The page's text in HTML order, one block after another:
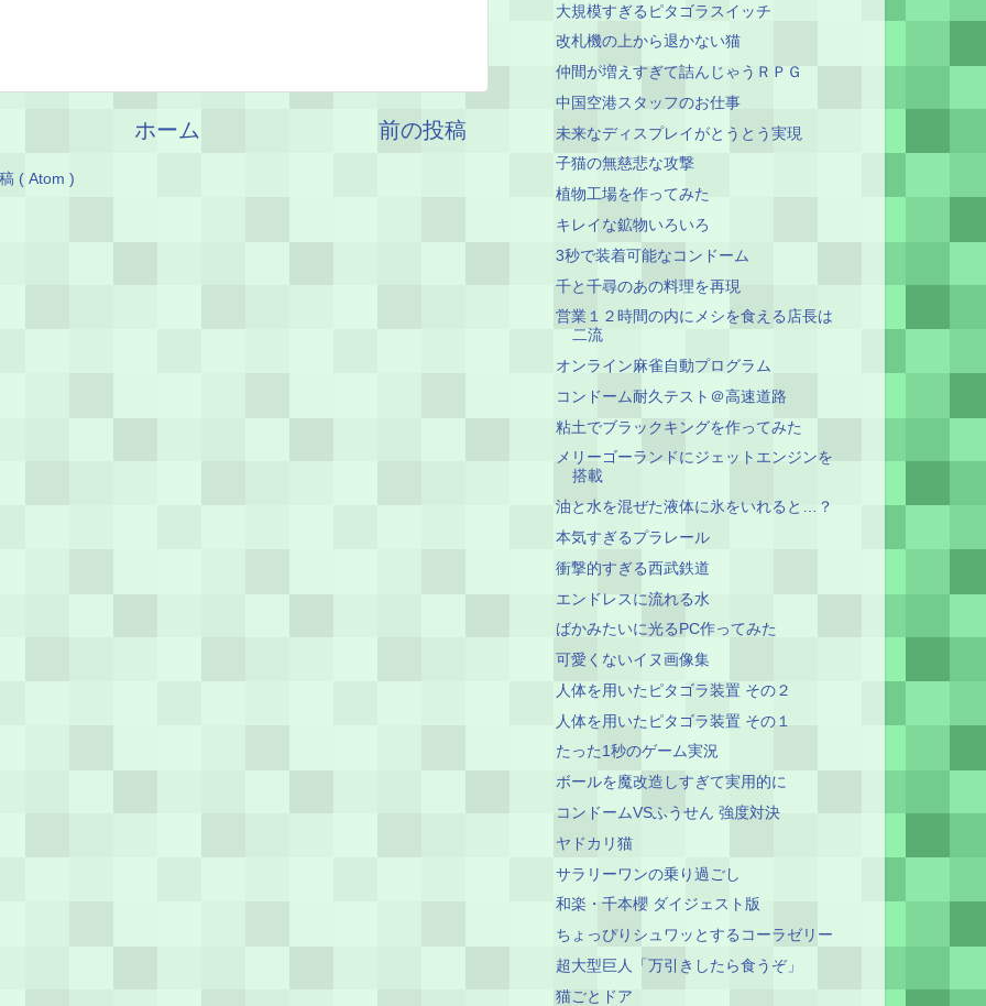
前の投稿
ホーム
( Atom )
大規模すぎるピタゴラスイッチ
改札機の上から退かない猫
仲間が増えすぎて詰んじゃうＲＰＧ
中国空港スタッフのお仕事
未来なディスプレイがとうとう実現
子猫の無慈悲な攻撃
植物工場を作ってみた
キレイな鉱物いろいろ
3秒で装着可能なコンドーム
千と千尋のあの料理を再現
営業１２時間の内にメシを食える店長は
二流
オンライン麻雀自動プログラム
コンドーム耐久テスト＠高速道路
粘土でブラックキングを作ってみた
メリーゴーランドにジェットエンジンを
搭載
油と水を混ぜた液体に氷をいれると…？
本気すぎるプラレール
衝撃的すぎる西武鉄道
エンドレスに流れる水
ばかみたいに光るPC作ってみた
可愛くないイヌ画像集
人体を用いたピタゴラ装置 その２
人体を用いたピタゴラ装置 その１
たった1秒のゲーム実況
ボールを魔改造しすぎて実用的に
コンドームVSふうせん 強度対決
ヤドカリ猫
サラリーワンの乗り過ごし
和楽・千本櫻 ダイジェスト版
ちょっぴりシュワッとするコーラゼリー
超大型巨人「万引きしたら食うぞ」
猫ごとドア